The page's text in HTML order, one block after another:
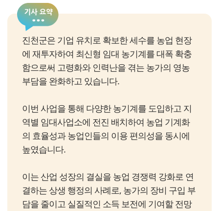
진천군은 기업 유치로 확보한 세수를 농업 현장
에 재투자하여 최신형 임대 농기계를 대폭 확충
함으로써 고령화와 인력난을 겪는 농가의 영농
부담을 완화하고 있습니다.
이번 사업을 통해 다양한 농기계를 도입하고 지
역별 임대사업소에 전진 배치하여 농업 기계화
의 효율성과 농업인들의 이용 편의성을 동시에
높였습니다.
이는 산업 성장의 결실을 농업 경쟁력 강화로 연
결하는 상생 행정의 사례로, 농가의 장비 구입 부
담을 줄이고 실질적인 소득 보전에 기여할 전망